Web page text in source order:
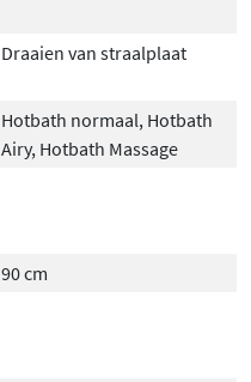
Draaien van straalplaat
Hotbath normaal, Hotbath
Airy, Hotbath Massage
90 cm